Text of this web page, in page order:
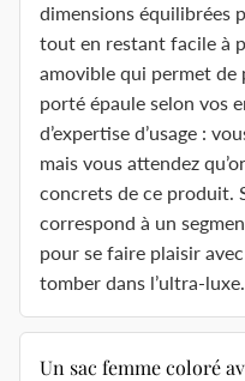
dimensions équilibrées
tout en restant facile à
amovible qui permet de
porté épaule selon vos
d’expertise d’usage :
mais vous attendez
concrets de ce produit.
correspond à un
pour se faire plaisir
tomber dans l’ultra-luxe.
Un sac femme coloré